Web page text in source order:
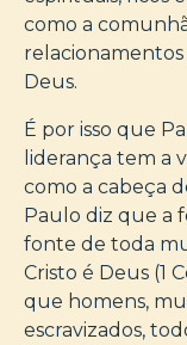
como a
Deus.
É por isso que
liderança tem a
como a cabeça
Paulo diz que a
fonte de toda
Cristo é Deus (1
que homens,
escravizados,